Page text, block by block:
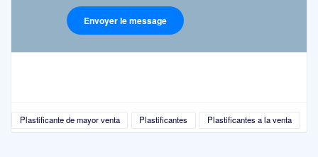
Plastificante de mayor venta Plastificantes Plastificantes a la venta